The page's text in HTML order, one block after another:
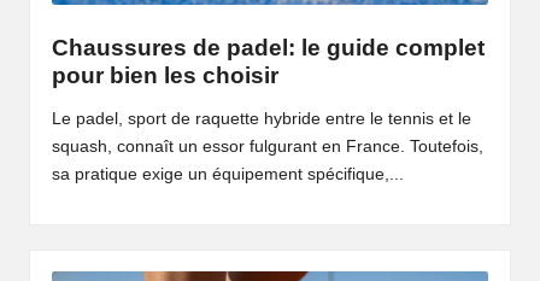
Chaussures de padel: le guide complet
pour bien les choisir
Le padel, sport de raquette hybride entre le tennis et le
squash, connaît un essor fulgurant en France. Toutefois,
sa pratique exige un équipement spécifique,...